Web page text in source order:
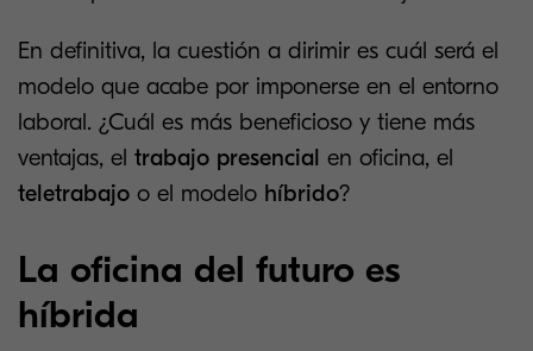
En definitiva, la cuestión a dirimir es cuál será el
modelo que acabe por imponerse en el entorno
laboral. ¿Cuál es más beneficioso y tiene más
ventajas, el trabajo presencial en oficina, el
teletrabajo o el modelo híbrido?
La oficina del futuro es
híbrida